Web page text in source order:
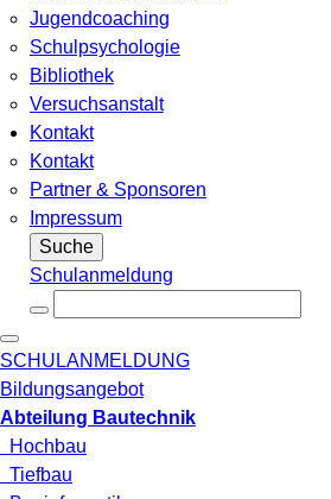
Jugendcoaching
Schulpsychologie
Bibliothek
Versuchsanstalt
Kontakt
Kontakt
Partner & Sponsoren
Impressum
Suche
Schulanmeldung
SCHULANMELDUNG
Bildungsangebot
Abteilung Bautechnik
Hochbau
Tiefbau